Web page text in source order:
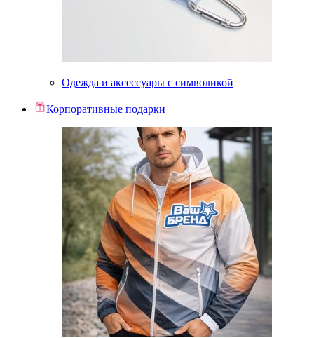
Одежда и аксессуары с символикой
Корпоративные подарки